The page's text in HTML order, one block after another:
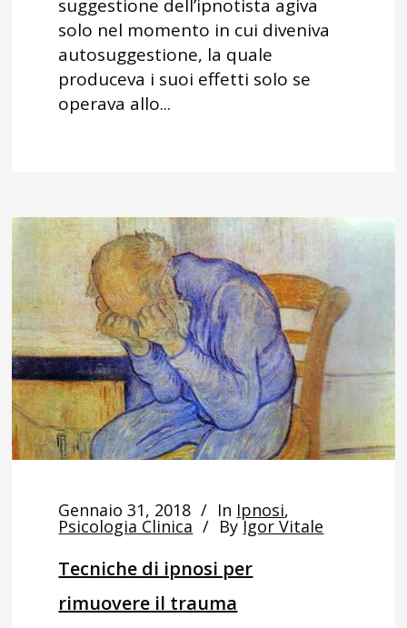
suggestione dell’ipnotista agiva
solo nel momento in cui diveniva
autosuggestione, la quale
produceva i suoi effetti solo se
operava allo...
Gennaio 31, 2018 In Ipnosi,
Psicologia Clinica By Igor Vitale
Tecniche di ipnosi per
rimuovere il trauma